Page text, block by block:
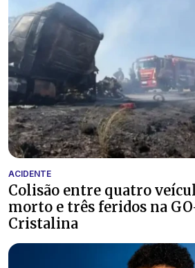
ACIDENTE
Colisão entre quatro
morto e três feridos na
Cristalina